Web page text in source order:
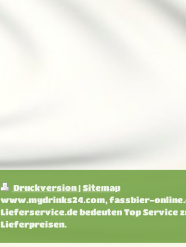
Druckversion|Sitemap
www.mydrinks24.com, fassbier-
Lieferservice.de bedeuten Top Service
Lieferpreisen.